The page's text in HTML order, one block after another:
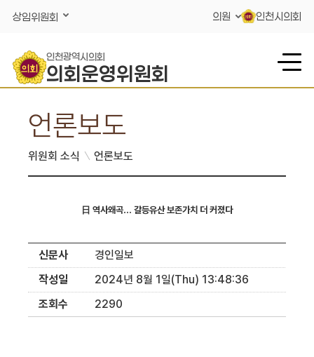
상임위원회 의원 인천시의회
인천광역시의회
의회운영위원회
언론보도
위원회 소식 언론보도
日 역사왜곡… 갈등유산 보존가치 더 커졌다
신문사
경인일보
작성일
2024년 8월 1일(Thu) 13:48:36
조회수
2290